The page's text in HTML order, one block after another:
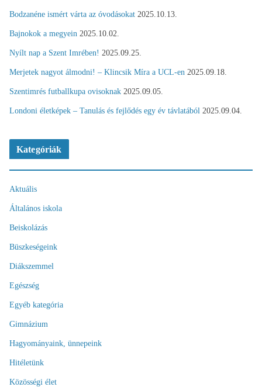
Bodzanéne ismért várta az óvodásokat 2025.10.13.
Bajnokok a megyein 2025.10.02.
Nyílt nap a Szent Imrében! 2025.09.25.
Merjetek nagyot álmodni! – Klincsik Míra a UCL-en 2025.09.18.
Szentimrés futballkupa ovisoknak 2025.09.05.
Londoni életképek – Tanulás és fejlődés egy év távlatából 2025.09.04.
Kategóriák
Aktuális
Általános iskola
Beiskolázás
Büszkeségeink
Diákszemmel
Egészség
Egyéb kategória
Gimnázium
Hagyományaink, ünnepeink
Hitéletünk
Közösségi élet